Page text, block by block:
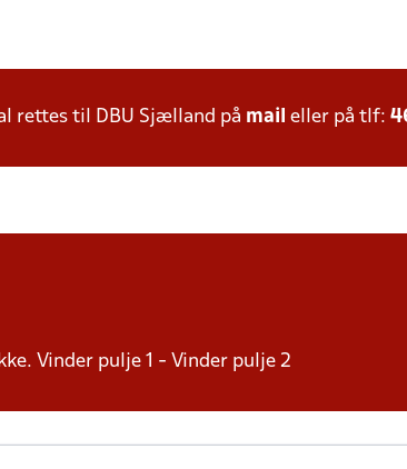
rettes til DBU Sjælland på mail eller på tlf:
Vinder pulje 1 - Vinder pulje 2